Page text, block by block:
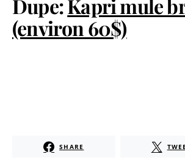
Dupe:Kapri mule
(environ 60$)
SHARE